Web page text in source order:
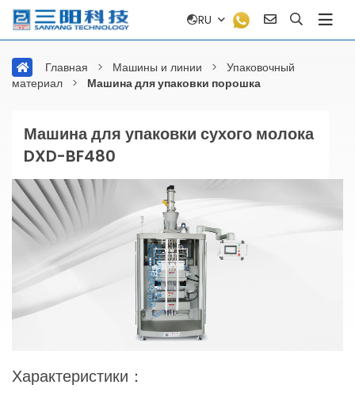
RU
Главная > Машины и линии >
Упаковочный
материал
> Машина для упаковки порошка
Машина для упаковки сухого молока
DXD-BF480
Характеристики：